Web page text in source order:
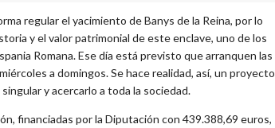
regular el yacimiento de Banys de la Reina, por lo
y el valor patrimonial de este enclave, uno de los
Romana. Ese día está previsto que arranquen las
a domingos. Se hace realidad, así, un proyecto
y acercarlo a toda la sociedad.
financiadas por la Diputación con 439.388,69 euros,